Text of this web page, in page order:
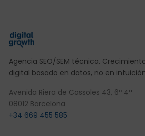
Agencia SEO/SEM técnica. Crecimiento
digital basado en datos, no en
Avenida Riera de Cassoles 43, 6º 4ª
08012 Barcelona
+34 669 455 585